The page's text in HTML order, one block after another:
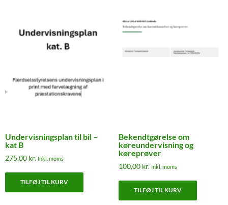
Undervisningsplan til bil –
kat B
275,00 kr. Inkl. moms
TILFØJ TIL KURV
Bekendtgørelse om
køreundervisning og
køreprøver
100,00 kr. Inkl. moms
TILFØJ TIL KURV